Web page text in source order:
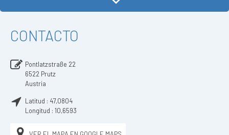
CONTACTO
Pontlatzstraße 22
6522 Prutz
Austria
Latitud : 47,0804
Longitud : 10,6593